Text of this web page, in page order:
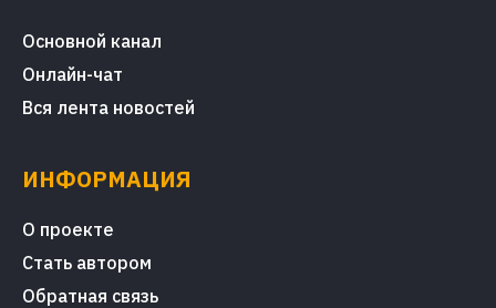
Основной канал
Онлайн-чат
Вся лента новостей
ИНФОРМАЦИЯ
О проекте
Стать автором
Обратная связь